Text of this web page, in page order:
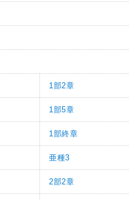
1部2章
1部5章
1部終章
亜種3
2部2章